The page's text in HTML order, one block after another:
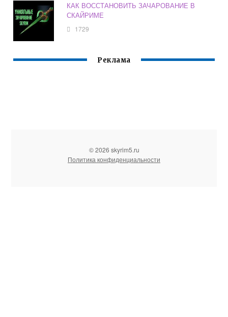
КАК ВОССТАНОВИТЬ ЗАЧАРОВАНИЕ В
СКАЙРИМЕ
1729
Реклама
© 2026 skyrim5.ru
Политика конфиденциальности